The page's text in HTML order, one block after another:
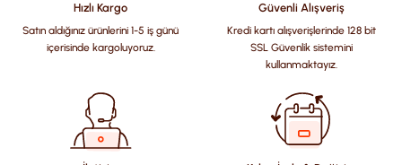
Ürün resmi kalitesiz, bozuk veya görüntülenemiyor.
Ürün açıklamasında eksik bilgiler bulunuyor.
Ürün bilgilerinde hatalar bulunuyor.
Ürün fiyatı diğer sitelerden daha pahalı.
Bu ürüne benzer farklı alternatifler olmalı.
Hızlı Kargo
Satın aldığınız ürünlerini 1-5 iş günü
içerisinde kargoluyoruz.
Güvenli Alışveriş
Kredi kartı alışverişlerinde 128 bit
SSL Güvenlik sistemini
kullanmaktayız.